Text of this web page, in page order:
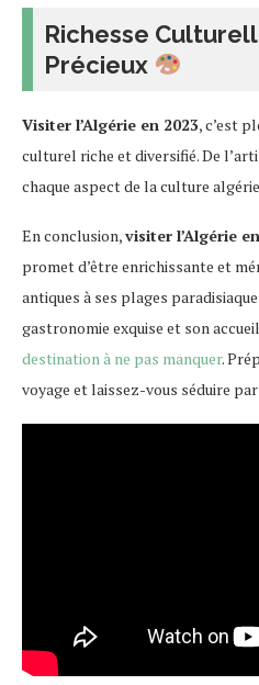
Richesse
Précieux
Visiter l’Algérie en 2023, c’est
culturel riche et diversifié. De
chaque aspect de la culture
En conclusion,visiter l’Algérie
promet d’être enrichissante et
antiques à ses plages
gastronomie exquise et son
destination à ne pas manquer.
voyage et laissez-vous séduire